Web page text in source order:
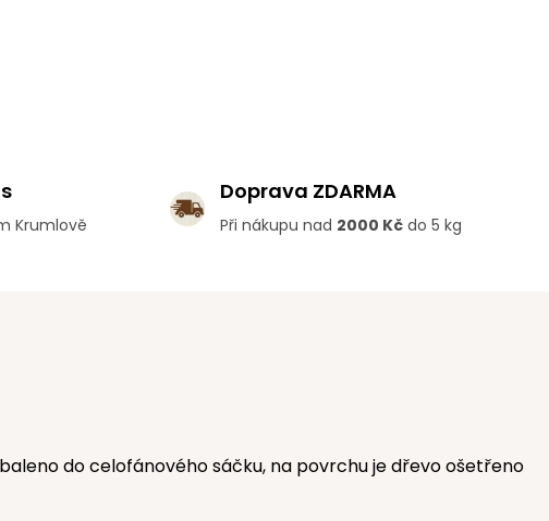
Krumlově
Doprava ZDARMA
Při nákupu nad 2000 Kč do 5 kg
do celofánového sáčku, na povrchu je dřevo ošetřeno